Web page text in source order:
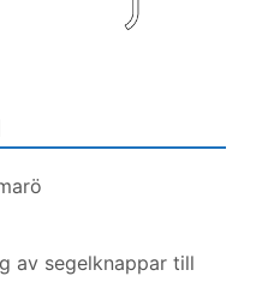
av segelknappar till